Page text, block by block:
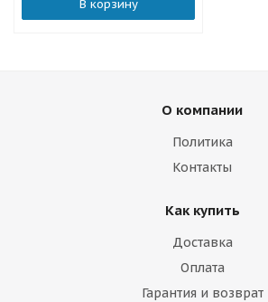
В корзину
О компании
Политика
Контакты
Как купить
Доставка
Оплата
Гарантия и возврат